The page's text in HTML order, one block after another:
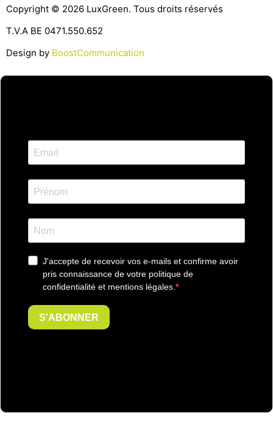
Copyright © 2026 LuxGreen. Tous droits réservés
T.V.A BE 0471.550.652
Design by BoostCommunication